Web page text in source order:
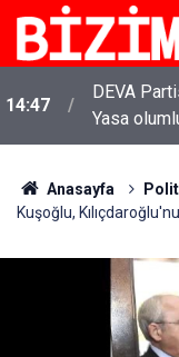
11:51
YENİ Parti
ailelerinin,
gözüne
Anasayfa
Kuşoğlu,